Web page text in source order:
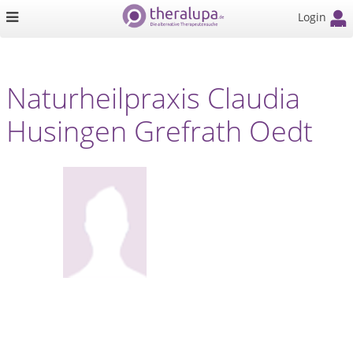
Login
Naturheilpraxis Claudia
Husingen Grefrath Oedt